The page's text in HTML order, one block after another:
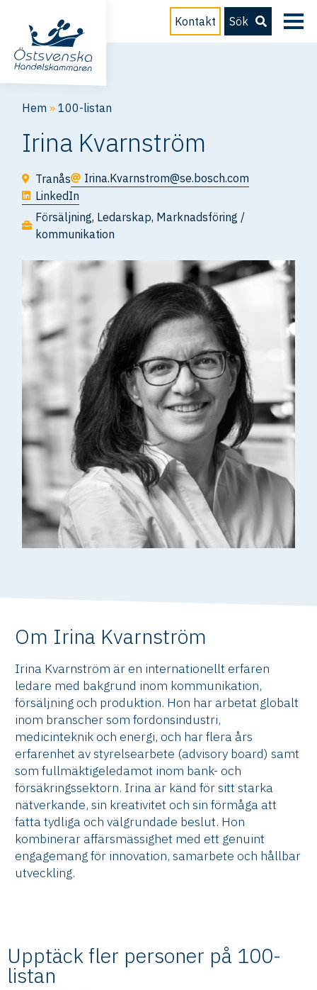
Kontakt Sök
Hem »100-listan
Irina Kvarnström
Tranås
Irina.Kvarnstrom@se.bosch.com
LinkedIn
Försäljning, Ledarskap, Marknadsföring /
kommunikation
Om Irina Kvarnström
Irina Kvarnström är en internationellt erfaren
ledare med bakgrund inom kommunikation,
försäljning och produktion. Hon har arbetat globalt
inom branscher som fordonsindustri,
medicinteknik och energi, och har flera års
erfarenhet av styrelsearbete (advisory board) samt
som fullmäktigeledamot inom bank- och
försäkringssektorn. Irina är känd för sitt starka
nätverkande, sin kreativitet och sin förmåga att
fatta tydliga och välgrundade beslut. Hon
kombinerar affärsmässighet med ett genuint
engagemang för innovation, samarbete och hållbar
utveckling.
Upptäck fler personer på 100-
listan